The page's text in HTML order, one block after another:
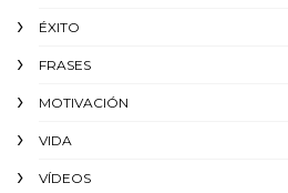
ÉXITO‬
FRASES
MOTIVACIÓN
VIDA
VÍDEOS